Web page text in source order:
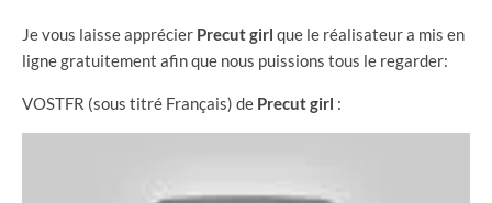
Je vous laisse apprécier Precut girl que le réalisateur a mis en
ligne gratuitement afin que nous puissions tous le regarder:
VOSTFR (sous titré Français) de Precut girl :